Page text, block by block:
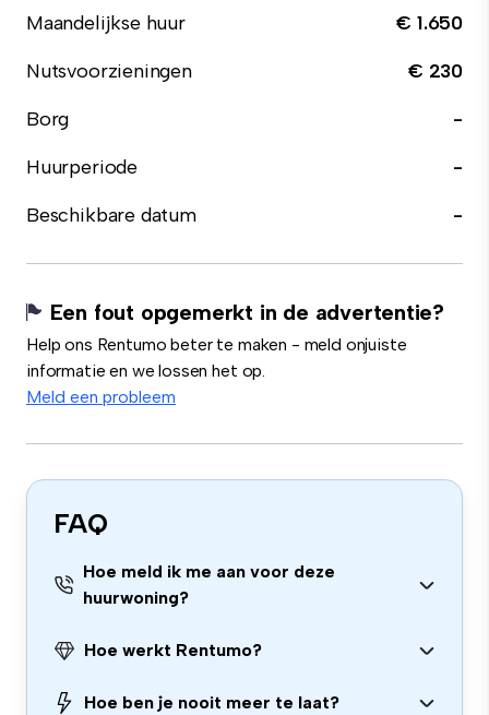
Maandelijkse huur
€ 1.650
Nutsvoorzieningen
€ 230
Borg
-
Huurperiode
-
Beschikbare datum
-
Een fout opgemerkt in de advertentie?
Help ons Rentumo beter te maken - meld onjuiste
informatie en we lossen het op.
Meld een probleem
FAQ
Hoe meld ik me aan voor deze
huurwoning?
Hoe werkt Rentumo?
Hoe ben je nooit meer te laat?